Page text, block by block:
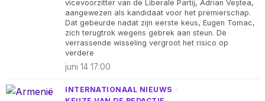
vicevoorzitter van de Liberale Partij, Adrian Veștea,
aangewezen als kandidaat voor het premierschap.
Dat gebeurde nadat zijn eerste keus, Eugen Tomac,
zich terugtrok wegens gebrek aan steun. De
verrassende wisseling vergroot het risico op
verdere
juni 14 17:00
INTERNATIONAAL NIEUWS ·